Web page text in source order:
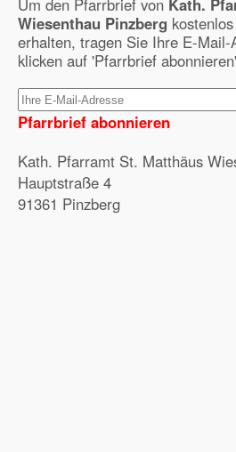
Um den Pfarrbrief von Kath.
Wiesenthau Pinzberg
erhalten, tragen Sie Ihre E-Mail-
klicken auf 'Pfarrbrief
Pfarrbrief abonnieren
Kath. Pfarramt St. Matthäus
Hauptstraße 4
91361 Pinzberg